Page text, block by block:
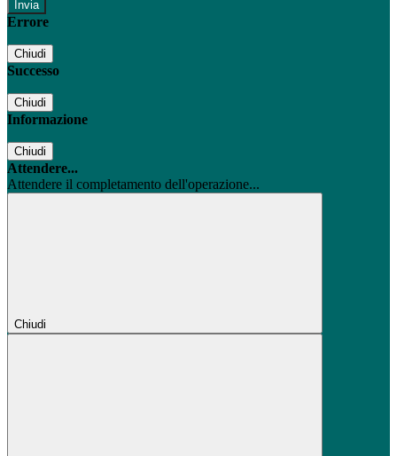
Errore
Chiudi
Successo
Chiudi
Informazione
Chiudi
Attendere...
Attendere il completamento dell'operazione...
Chiudi